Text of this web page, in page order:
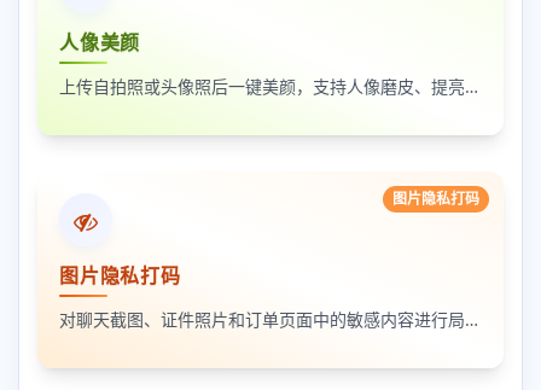
人像美颜
上传自拍照或头像照后一键美颜，支持人像磨皮、提亮和美颜强度调节，适合人物照片快速优化
图片隐私打码
图片隐私打码
对聊天截图、证件照片和订单页面中的敏感内容进行局部打码，支持多次框选和重复处理